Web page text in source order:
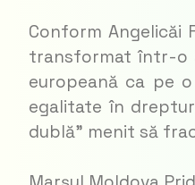
Conform Angelicăi
transformat într-o
europeană ca pe
egalitate în
dublă” menit să